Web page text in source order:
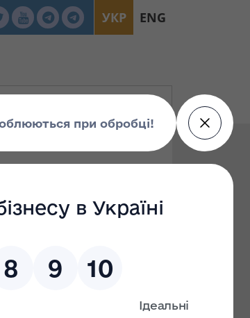
УКР ENG
Фонду
Фонду державного майна